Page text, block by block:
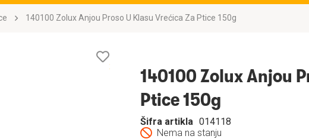
140100 Zolux Anjou Proso U Klasu Vrećica Za Ptice 150g
želja
140100 Zolux Anjou
Ptice 150g
Nema na stanju
Šifra artikla 014118